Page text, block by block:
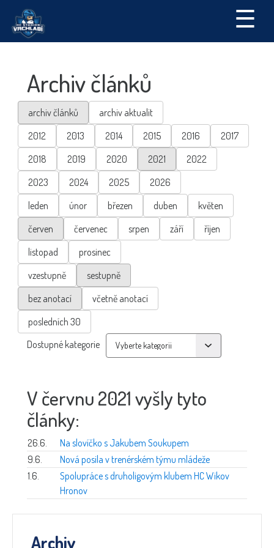
☰
Archiv článků
archiv článků
archiv aktualit
2012
2013 2014 2015 2016
2017
2018
2019 2020 2021
2022
2023
2024 2025
2026
leden
únor březen duben
květen
červen
červenec srpen září
říjen
listopad
prosinec
vzestupně
sestupně
bez anotací
včetně anotací
posledních 30
Dostupné kategorie
V červnu 2021 vyšly tyto
články:
26.6.
Na slovíčko s Jakubem Soukupem
9.6.
Nová posila v trenérském týmu mládeže
1.6.
Spolupráce s druholigovým klubem HC Wikov
Hronov
Archiv